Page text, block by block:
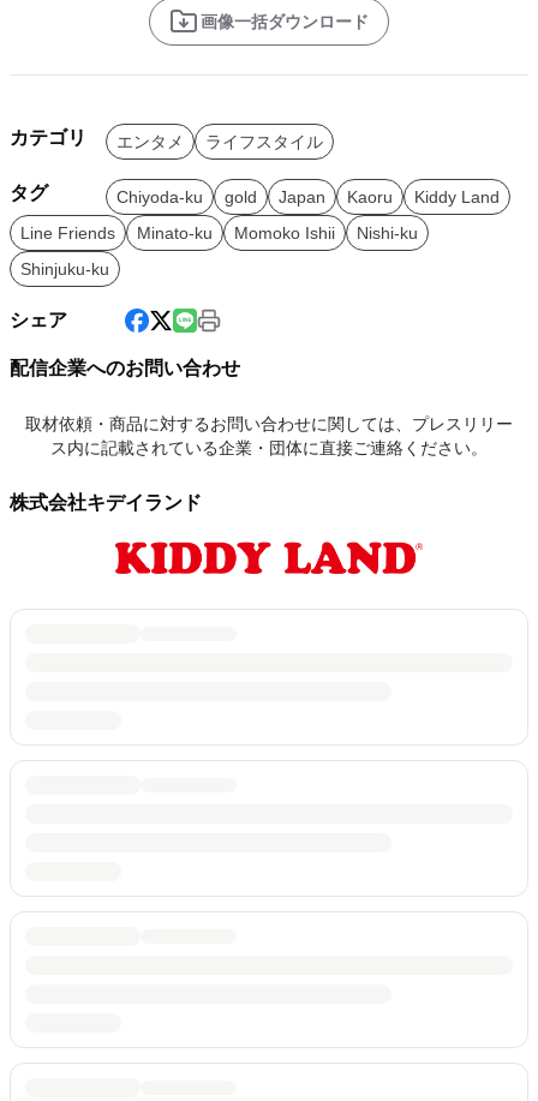
画像一括ダウンロード
カテゴリ エンタメ ライフスタイル
タグ Chiyoda-ku gold Japan Kaoru
Kiddy Land
Line Friends
Minato-ku Momoko Ishii
Nishi-ku
Shinjuku-ku
シェア
配信企業へのお問い合わせ
取材依頼・商品に対するお問い合わせに関しては、プレスリリー
ス内に記載されている企業・団体に直接ご連絡ください。
株式会社キデイランド